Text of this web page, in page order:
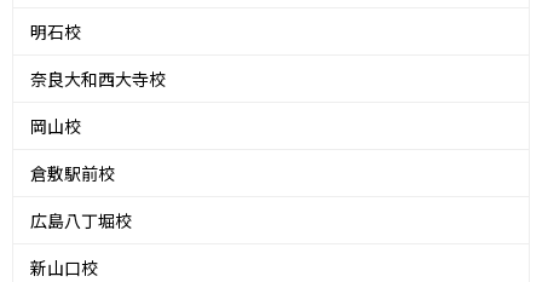
明石校
奈良大和西大寺校
岡山校
倉敷駅前校
広島八丁堀校
新山口校